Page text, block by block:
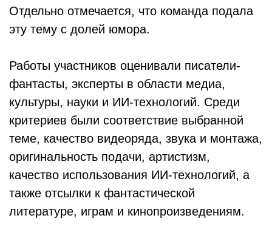
Отдельно отмечается, что команда подала
эту тему с долей юмора.
Работы участников оценивали писатели-
фантасты, эксперты в области медиа,
культуры, науки и ИИ-технологий. Среди
критериев были соответствие выбранной
теме, качество видеоряда, звука и монтажа,
оригинальность подачи, артистизм,
качество использования ИИ-технологий, а
также отсылки к фантастической
литературе, играм и кинопроизведениям.